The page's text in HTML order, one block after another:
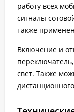
работу всех
сигналы
также
Включение и
свет. Также